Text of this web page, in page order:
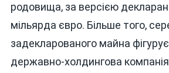
родовища, за версією
мільярда євро. Більше того,
задекларованого майна
державно-холдингова компанія